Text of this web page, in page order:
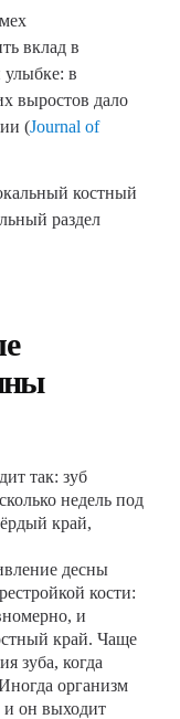
вклад в
в
выростов дало
(Journal of
костный
раздел
так: зуб
недель под
край,
десны
кости:
и
край. Чаще
зуба, когда
организм
и он выходит